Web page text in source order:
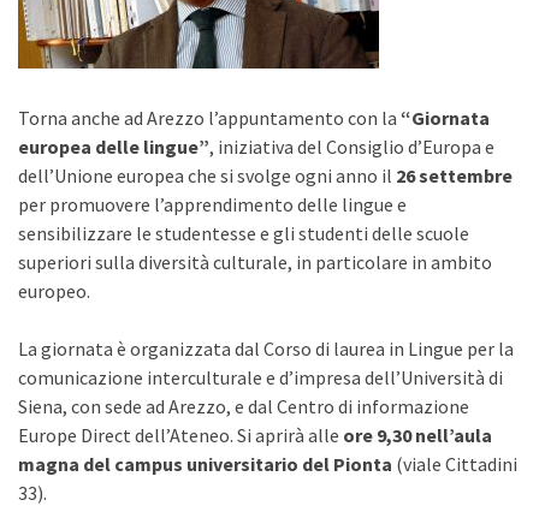
Torna anche ad Arezzo l’appuntamento con la “Giornata
europea delle lingue”, iniziativa del Consiglio d’Europa e
dell’Unione europea che si svolge ogni anno il 26 settembre
per promuovere l’apprendimento delle lingue e
sensibilizzare le studentesse e gli studenti delle scuole
superiori sulla diversità culturale, in particolare in ambito
europeo.
La giornata è organizzata dal Corso di laurea in Lingue per la
comunicazione interculturale e d’impresa dell’Università di
Siena, con sede ad Arezzo, e dal Centro di informazione
Europe Direct dell’Ateneo. Si aprirà alle ore 9,30 nell’aula
magna del campus universitario del Pionta (viale Cittadini
33).